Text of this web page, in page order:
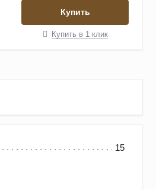
Купить
Купить в 1 клик
15